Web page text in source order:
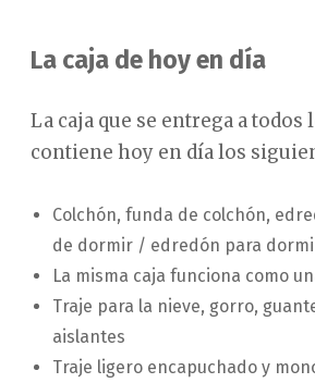
La caja de hoy en día
La caja que se entrega a todos
contiene hoy en día los
Colchón, funda de colchón,
de dormir / edredón para
La misma caja funciona como
Traje para la nieve, gorro,
aislantes
Traje ligero encapuchado y